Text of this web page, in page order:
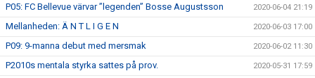
P05: FC Bellevue värvar ”legenden” Bosse Augustsson 2020-06-04 21:19
Mellanheden: Ä N T L I G E N 2020-06-03 17:00
P09: 9-manna debut med mersmak 2020-06-02 11:30
P2010s mentala styrka sattes på prov. 2020-05-31 17:59